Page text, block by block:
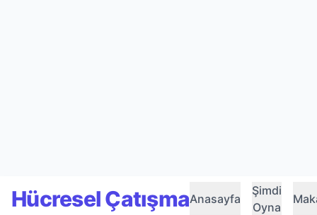
Hücresel ÇatışmaAnasayfa
Şimdi
Oyna